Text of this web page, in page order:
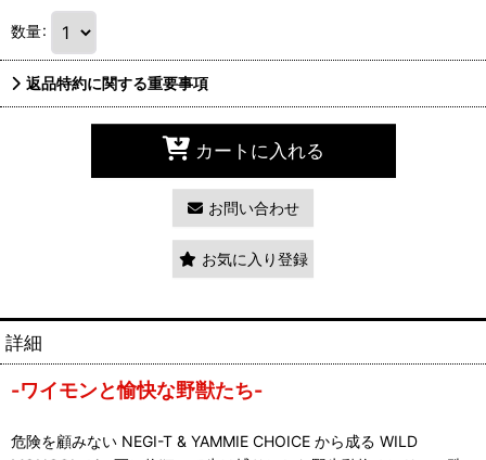
数量:
返品特約に関する重要事項
カートに入れる
お問い合わせ
お気に入り登録
詳細
-ワイモンと愉快な野獣たち-
危険を顧みない NEGI-T & YAMMIE CHOICE から成る WILD